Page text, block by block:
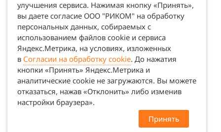
улучшения сервиса. Нажимая кнопку «Принять»,
вы даете согласие ООО "РИКОМ" на обработку
персональных данных, собираемых с
использованием файлов cookie и сервиса
Яндекс.Метрика, на условиях, изложенных
в Согласии на обработку cookie. До нажатия
кнопки «Принять» Яндекс.Метрика и
аналитические cookie не загружаются. Вы можете
отказаться, нажав «Отклонить» либо изменив
настройки браузера».
Принять